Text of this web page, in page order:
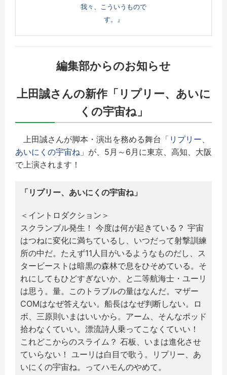
我々、こういうもので
す。』
編集部からのお知らせ
上田誠さんの新作「リプリー、あいに
くの宇宙ね」
上田誠さんが脚本・演出を務める舞台 「リプリー、
あいにくの宇宙ね」 が、5月～6月に東京、高知、大阪
で上演されます！
「リプリー、あいにくの宇宙ね」
＜イントロダクション＞
スクランブル発生！ 今度は何が起きている？ 宇宙
はつねに変化に満ちているし、いつだって射撃訓練
所の中だ。たえず11人目がいるようなものだし、ス
タービーストは暗黒の森林で息をひそめている。そ
れにしてもひどすぎないか、と二等航海士・ユーリ
は思う。量。このトラブルの量はなんだ。マザー
COMはなぜ答えない。船長はなぜ判断しない。ロ
ボ、三原則いまはいいから。アーム、そんなポッド
拾わなくていい。漂流詩人乗ってこなくていい！
これどこからのスライム？ 石板、いまは進化させ
ていらない！ ユーリは白目で歌う。リプリー、あ
いにくの宇宙ね。ってハモんのやめて。​